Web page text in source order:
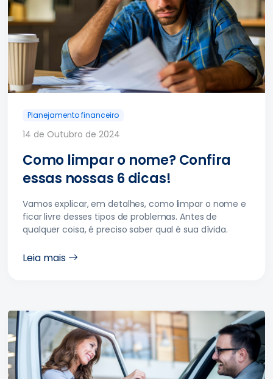
Planejamento financeiro
14 de Outubro de 2024
Como limpar o nome? Confira
essas nossas 6 dicas!
Vamos explicar, em detalhes, como limpar o nome e
ficar livre desses tipos de problemas. Antes de
qualquer coisa, é preciso saber qual é sua dívida.
Leia mais